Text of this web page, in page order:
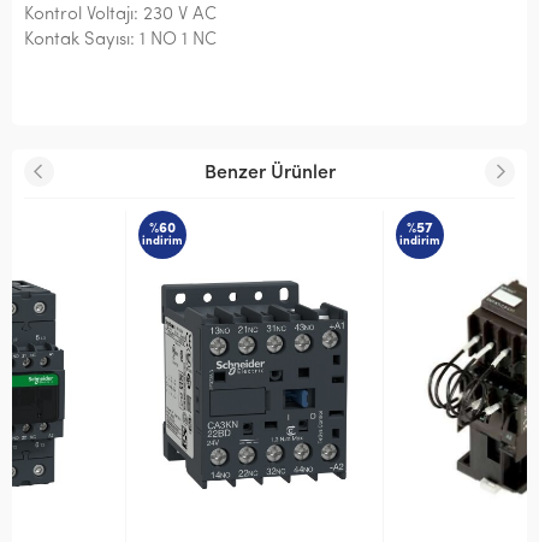
Kontrol Voltajı: 230 V AC
Kontak Sayısı: 1 NO 1 NC
Benzer Ürünler